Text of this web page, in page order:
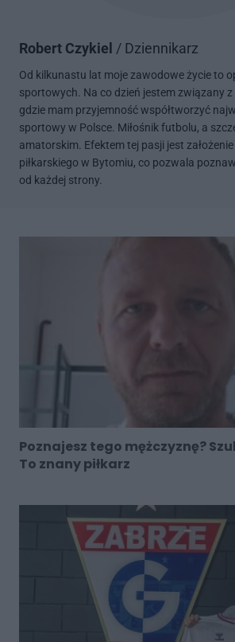
Robert Czykiel / Dziennikarz
Od kilkunastu lat moje zawodowe życie to
sportowych. Na co dzień jestem związany
gdzie mam przyjemność współtworzyć
sportowy w Polsce. Miłośnik futbolu, a
amatorskim. Efektem tej pasji jest
piłkarskiego w Bytomiu, co pozwala
od każdej strony.
Poznajesz tego mężczyznę?
To znany piłkarz